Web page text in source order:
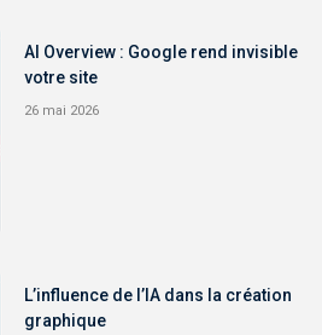
AI Overview : Google rend invisible
votre site
26 mai 2026
L’influence de l’IA dans la création
graphique